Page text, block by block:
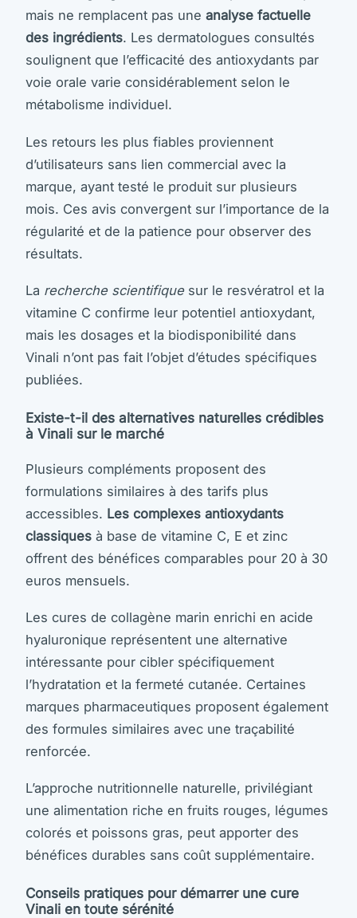
mais ne remplacent pas une analyse factuelle
des ingrédients. Les dermatologues consultés
soulignent que l’efficacité des antioxydants par
voie orale varie considérablement selon le
métabolisme individuel.
Les retours les plus fiables proviennent
d’utilisateurs sans lien commercial avec la
marque, ayant testé le produit sur plusieurs
mois. Ces avis convergent sur l’importance de la
régularité et de la patience pour observer des
résultats.
La recherche scientifiquesur le resvératrol et la
vitamine C confirme leur potentiel antioxydant,
mais les dosages et la biodisponibilité dans
Vinali n’ont pas fait l’objet d’études spécifiques
publiées.
Existe-t-il des alternatives naturelles crédibles
à Vinali sur le marché
Plusieurs compléments proposent des
formulations similaires à des tarifs plus
accessibles. Les complexes antioxydants
classiques à base de vitamine C, E et zinc
offrent des bénéfices comparables pour 20 à 30
euros mensuels.
Les cures de collagène marin enrichi en acide
hyaluronique représentent une alternative
intéressante pour cibler spécifiquement
l’hydratation et la fermeté cutanée. Certaines
marques pharmaceutiques proposent également
des formules similaires avec une traçabilité
renforcée.
L’approche nutritionnelle naturelle, privilégiant
une alimentation riche en fruits rouges, légumes
colorés et poissons gras, peut apporter des
bénéfices durables sans coût supplémentaire.
Conseils pratiques pour démarrer une cure
Vinali en toute sérénité